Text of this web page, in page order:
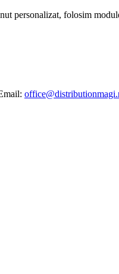
personalizat, folosim